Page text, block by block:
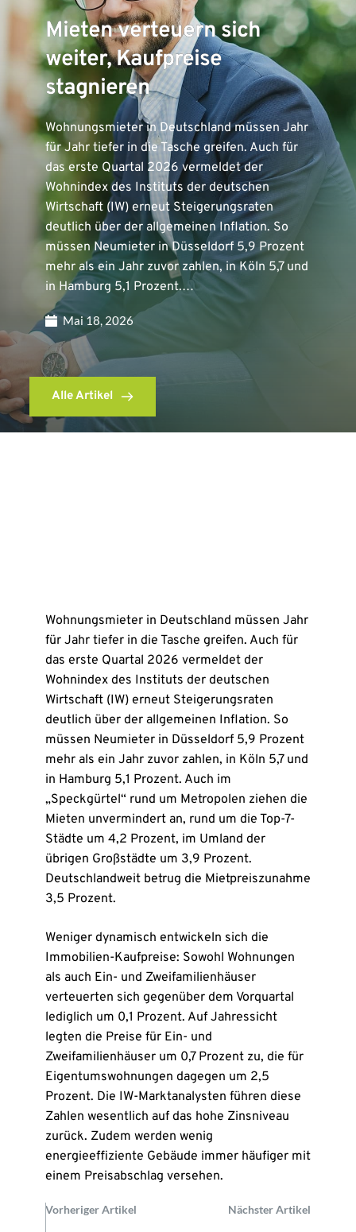
Mieten verteuern sich
weiter, Kaufpreise
stagnieren
Wohnungsmieter in Deutschland müssen Jahr
für Jahr tiefer in die Tasche greifen. Auch für
das erste Quartal 2026 vermeldet der
Wohnindex des Instituts der deutschen
Wirtschaft (IW) erneut Steigerungsraten
deutlich über der allgemeinen Inflation. So
müssen Neumieter in Düsseldorf 5,9 Prozent
mehr als ein Jahr zuvor zahlen, in Köln 5,7 und
in Hamburg 5,1 Prozent.…
Mai 18, 2026
Alle Artikel
Wohnungsmieter in Deutschland müssen Jahr
für Jahr tiefer in die Tasche greifen. Auch für
das erste Quartal 2026 vermeldet der
Wohnindex des Instituts der deutschen
Wirtschaft (IW) erneut Steigerungsraten
deutlich über der allgemeinen Inflation. So
müssen Neumieter in Düsseldorf 5,9 Prozent
mehr als ein Jahr zuvor zahlen, in Köln 5,7 und
in Hamburg 5,1 Prozent. Auch im
„Speckgürtel“ rund um Metropolen ziehen die
Mieten unvermindert an, rund um die Top-7-
Städte um 4,2 Prozent, im Umland der
übrigen Großstädte um 3,9 Prozent.
Deutschlandweit betrug die Mietpreiszunahme
3,5 Prozent.
Weniger dynamisch entwickeln sich die
Immobilien-Kaufpreise: Sowohl Wohnungen
als auch Ein- und Zweifamilienhäuser
verteuerten sich gegenüber dem Vorquartal
lediglich um 0,1 Prozent. Auf Jahressicht
legten die Preise für Ein- und
Zweifamilienhäuser um 0,7 Prozent zu, die für
Eigentumswohnungen dagegen um 2,5
Prozent. Die IW-Marktanalysten führen diese
Zahlen wesentlich auf das hohe Zinsniveau
zurück. Zudem werden wenig
energieeffiziente Gebäude immer häufiger mit
einem Preisabschlag versehen.
Vorheriger Artikel Nächster Artikel